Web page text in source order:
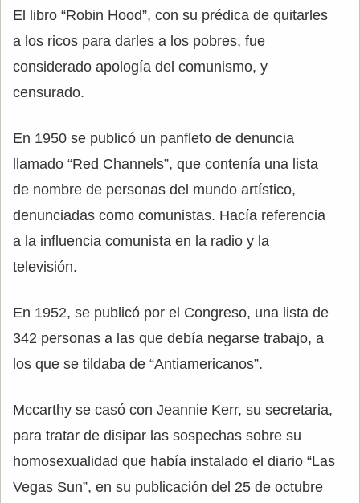
El libro “Robin Hood”, con su prédica de quitarles
a los ricos para darles a los pobres, fue
considerado apología del comunismo, y
censurado.
En 1950 se publicó un panfleto de denuncia
llamado “Red Channels”, que contenía una lista
de nombre de personas del mundo artístico,
denunciadas como comunistas. Hacía referencia
a la influencia comunista en la radio y la
televisión.
En 1952, se publicó por el Congreso, una lista de
342 personas a las que debía negarse trabajo, a
los que se tildaba de “Antiamericanos”.
Mccarthy se casó con Jeannie Kerr, su secretaria,
para tratar de disipar las sospechas sobre su
homosexualidad que había instalado el diario “Las
Vegas Sun”, en su publicación del 25 de octubre